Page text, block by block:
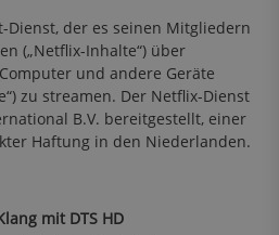
Dienst, der es seinen Mitgliedern
(„Netflix-Inhalte“) über
und andere Geräte
zu streamen. Der Netflix-Dienst
B.V. bereitgestellt, einer
Haftung in den Niederlanden.
mit DTS HD